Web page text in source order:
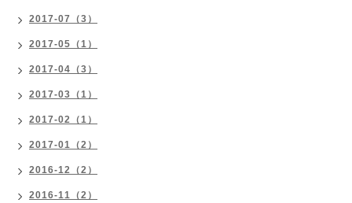
2017-07（3）
2017-05（1）
2017-04（3）
2017-03（1）
2017-02（1）
2017-01（2）
2016-12（2）
2016-11（2）